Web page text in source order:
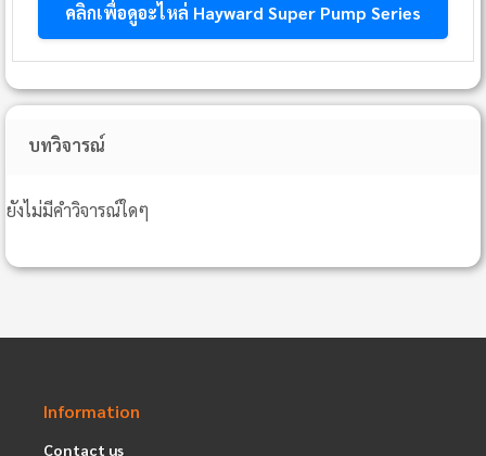
คลิกเพื่อดูอะไหล่ Hayward Super Pump Series
บทวิจารณ์
ยังไม่มีคำวิจารณ์ใดๆ
Information
Contact us